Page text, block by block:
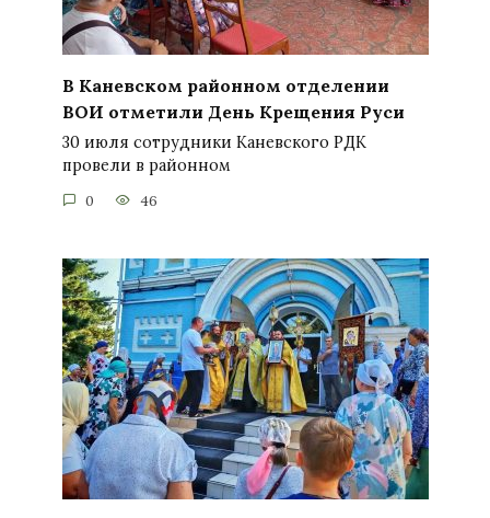
В Каневском районном отделении
ВОИ отметили День Крещения Руси
30 июля сотрудники Каневского РДК
провели в районном
0 46